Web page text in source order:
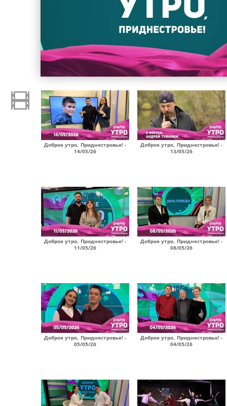
Доброе утро, Приднестровье! -
14/05/26
Доброе утро, Приднестровье! -
13/05/26
Доброе утро, Приднестровье! -
11/05/26
Доброе утро, Приднестровье! -
08/05/26
Доброе утро, Приднестровье! -
05/05/26
Доброе утро, Приднестровье! -
04/05/26